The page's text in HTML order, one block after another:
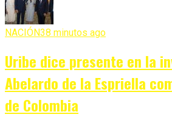
NACIÓN38 minutos ago
Uribe dice presente en la
Abelardo de la Espriella
de Colombia